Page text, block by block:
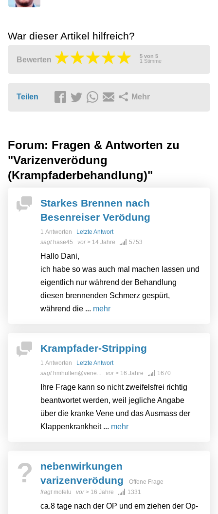
War dieser Artikel hilfreich?
Bewerten 5 von 5
1 Stimme
Teilen Mehr
Forum: Fragen & Antworten zu
"Varizenverödung
(Krampfaderbehandlung)"
Starkes Brennen nach
Besenreiser Verödung
1 Antworten Letzte Antwort
sagt hase45 vor> 14 Jahre 5753
Hallo Dani,
ich habe so was auch mal machen lassen und
eigentlich nur während der Behandlung
diesen brennenden Schmerz gespürt,
während die ... mehr
Krampfader-Stripping
1 Antworten Letzte Antwort
sagt hmhulten@vene... vor> 16 Jahre 1670
Ihre Frage kann so nicht zweifelsfrei richtig
beantwortet werden, weil jegliche Angabe
über die kranke Vene und das Ausmass der
Klappenkrankheit ... mehr
?
nebenwirkungen
varizenverödung
Offene Frage
fragt mofelu vor> 16 Jahre 1331
ca.8 tage nach der OP und em ziehen der Op-